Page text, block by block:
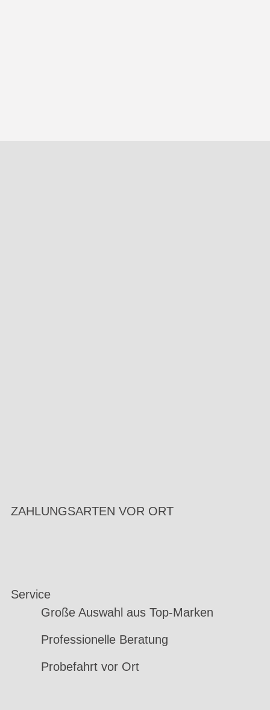
ZAHLUNGSARTEN VOR ORT
Service
Große Auswahl aus Top-Marken
Professionelle Beratung
Probefahrt vor Ort